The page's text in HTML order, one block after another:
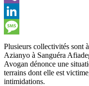
Viber
LinkedIn
Message
Plusieurs collectivités sont
Azianyo à Sanguéra
Avogan dénonce une
terrains dont elle est
intimidations.